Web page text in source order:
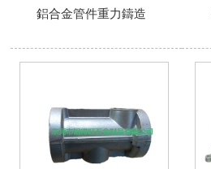
鋁合金管件重力鑄造